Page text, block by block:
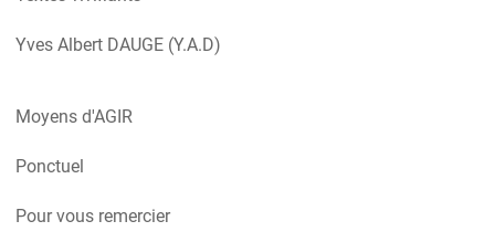
Yves Albert DAUGE (Y.A.D)
Moyens d'AGIR
Ponctuel
Pour vous remercier